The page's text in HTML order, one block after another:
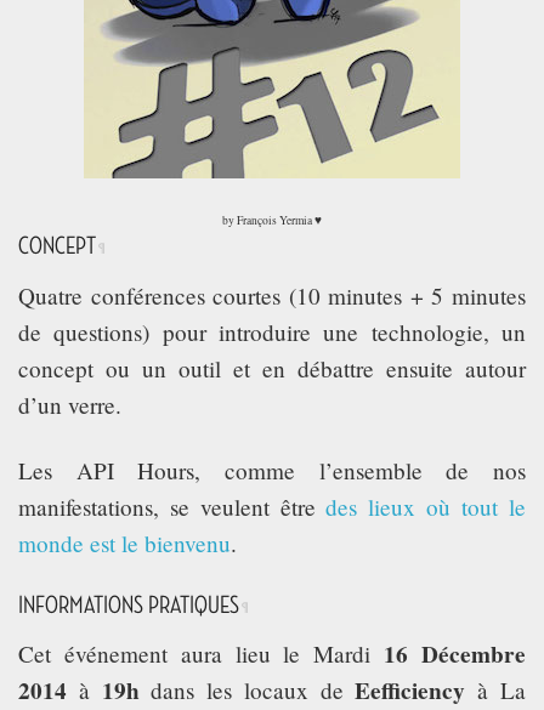
by François Yermia ♥
CONCEPT ¶
Quatre conférences courtes (10 minutes + 5 minutes
de questions) pour introduire une technologie, un
concept ou un outil et en débattre ensuite autour
d’un verre.
Les API Hours, comme l’ensemble de nos
manifestations, se veulent êtredes lieux où tout le
monde est le bienvenu.
INFORMATIONS PRATIQUES¶
Cet événement aura lieu le Mardi 16 Décembre
2014 à 19h dans les locaux deEefficiency à La